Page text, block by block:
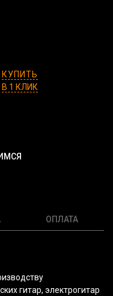
КУПИТЬ
В 1 КЛИК
ОПЛАТА
гитар, электрогитар